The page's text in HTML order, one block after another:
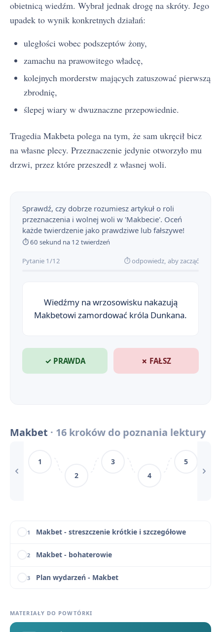
obietnicą wiedźm. Wybrał jednak drogę na skróty. Jego
upadek to wynik konkretnych działań:
uległości wobec podszeptów żony,
zamachu na prawowitego władcę,
kolejnych morderstw mających zatuszować pierwszą
zbrodnię,
ślepej wiary w dwuznaczne przepowiednie.
Tragedia Makbeta polega na tym, że sam ukręcił bicz
na własne plecy. Przeznaczenie jedynie otworzyło mu
drzwi, przez które przeszedł z własnej woli.
Sprawdź, czy dobrze rozumiesz artykuł o roli
przeznaczenia i wolnej woli w 'Makbecie'. Oceń
każde twierdzenie jako prawdziwe lub fałszywe!
⏱ 60 sekund na 12 twierdzeń
Pytanie 1/12 ⏱ odpowiedz, aby zacząć
Wiedźmy na wrzosowisku nakazują
Makbetowi zamordować króla Dunkana.
✓ PRAWDA ✗ FAŁSZ
Makbet · 16 kroków do poznania lektury
1
2
3
4
5
1 Makbet - streszczenie krótkie i szczegółowe
3 Plan wydarzeń - Makbet
„Makbet” - jak była geneza dramatu Szekspira?
5 Makbet - czas i miejsce akcji
Droga Makbeta do władzy
9 Język, styl i środki wyrazu w Makbecie
10 „Makbet” jako tragedia szekspirowska
Makbet - słowniczek pojęć literackich (tragedia szekspirowska, fatum, monolog)
1 Makbet - streszczenie krótkie i szczegółowe
2 Makbet - bohaterowie
3 Plan wydarzeń - Makbet
5 Makbet - czas i miejsce akcji
MATERIAŁY DO POWTÓRKI